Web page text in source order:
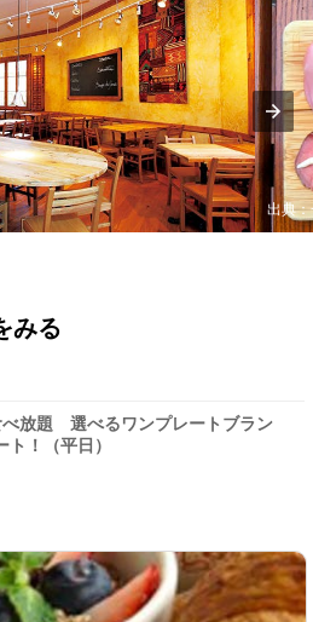
出典
みる
べ放題 選べるワンプレートブラン
！（平日）